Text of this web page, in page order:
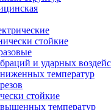
стойкие
и ударных
температур
стойкие
температур